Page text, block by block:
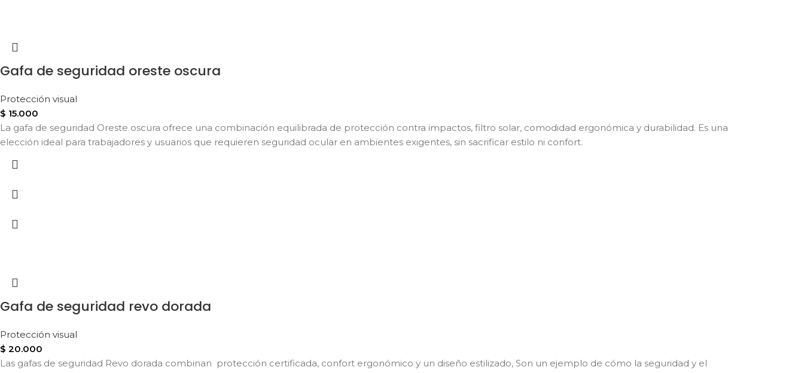
Gafa de seguridad oreste oscura
Protección visual
$ 15.000
La gafa de seguridad Oreste oscura ofrece una combinación equilibrada de protección contra impactos, filtro solar, comodidad ergonómica y durabilidad. Es una
elección ideal para trabajadores y usuarios que requieren seguridad ocular en ambientes exigentes, sin sacrificar estilo ni confort.
Gafa de seguridad revo dorada
Protección visual
$ 20.000
Las gafas de seguridad Revo dorada combinan protección certificada, confort ergonómico y un diseño estilizado, Son un ejemplo de cómo la seguridad y el